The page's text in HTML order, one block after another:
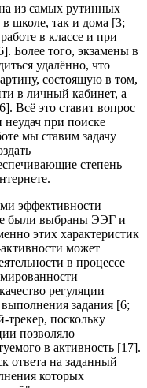
из самых рутинных
в школе, так и дома [3;
в классе и при
Более того, экзамены в
удалённо, что
состоящую в том,
в личный кабинет, а
Всё это ставит вопрос
при поиске
мы ставим задачу
степень
эффективности
были выбраны ЭЭГ и
этих характеристик
может
в процессе
регуляции
задания [6;
трекер, поскольку
позволяло
в активность [17].
ответа на заданный
которых